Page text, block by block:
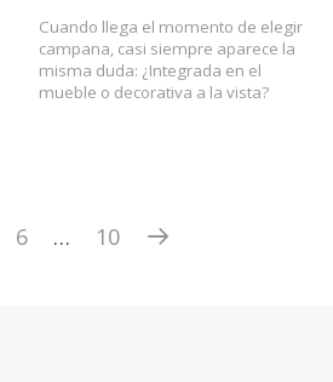
Cuando llega el momento de elegir
campana, casi siempre aparece la
misma duda: ¿Integrada en el
mueble o decorativa a la vista?
6 … 10